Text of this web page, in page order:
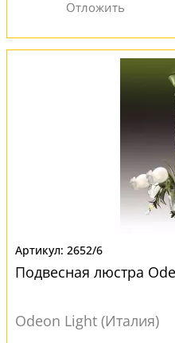
2652/6
Подвесная люстра
Odeon Light (Италия)